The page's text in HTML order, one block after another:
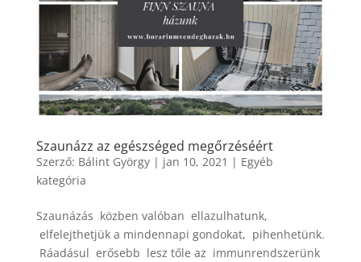
Szaunázz az egészséged megőrzéséért
Szerző: Bálint György| jan 10, 2021 | Egyéb
kategória
Szaunázás közben valóban ellazulhatunk,
elfelejthetjük a mindennapi gondokat, pihenhetünk.
Ráadásul erősebb lesz tőle az immunrendszerünk